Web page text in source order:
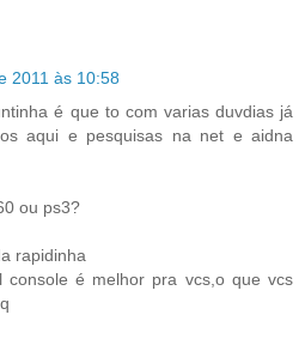
2011 às 10:58
é que to com varias duvdias já
aqui e pesquisas na net e aidna
ou ps3?
rapidinha
console é melhor pra vcs,o que vcs